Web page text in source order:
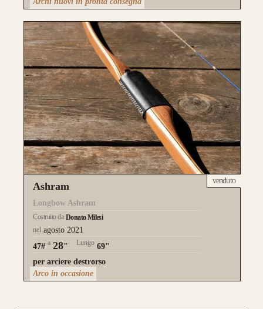
Ashram
Longbow Ashram
Costruito da Donato Milesi
nel agosto 2021
47# a 28" Lungo 69"
per arciere destrorso
venduto
Arco in occasione